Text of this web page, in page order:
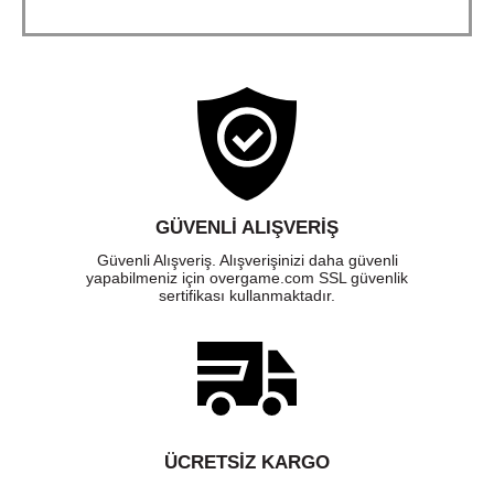
GÜVENLI ALIŞVERIŞ
Güvenli Alışveriş. Alışverişinizi daha güvenli
yapabilmeniz için overgame.com SSL güvenlik
sertifikası kullanmaktadır.
ÜCRETSIZ KARGO